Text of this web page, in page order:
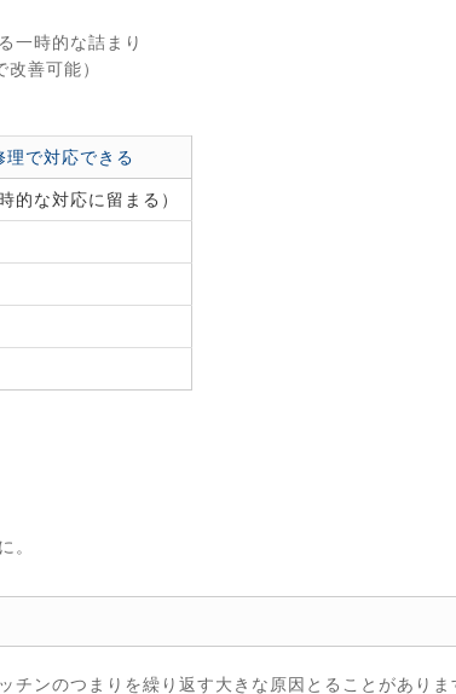
一時的な詰まり
善可能）
理で対応できる
的な対応に留まる）
。
チンのつまりを繰り返す大きな原因とることがありま